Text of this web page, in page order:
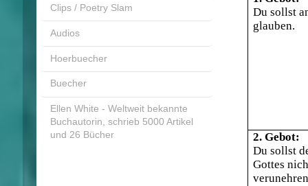
Du sollst
glauben.
2. Gebot:
Du sollst
Gottes
Clips / Poetry Slam
Audios
Hoerbuecher
Buecher
Ellen White - Weltweit bekannte
Buchautorin, schrieb 5000 Artikel
und 26 Bücher